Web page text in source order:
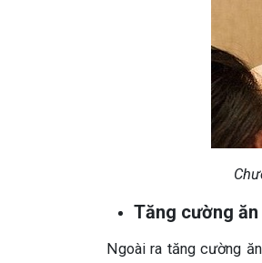
Tăng cường
Ngoài ra tăng cường